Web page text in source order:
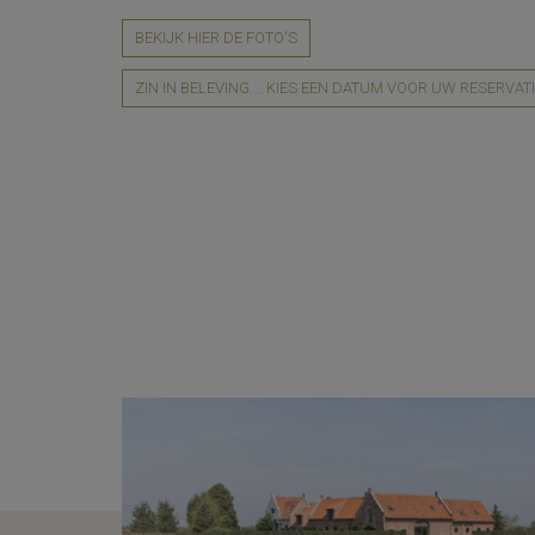
BEKIJK HIER DE FOTO'S
ZIN IN BELEVING…. KIES EEN DATUM VOOR UW